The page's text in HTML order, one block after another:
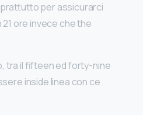
per assicurarci
ore invece che the
tra il fifteen ed forty-nine
inside linea con ce